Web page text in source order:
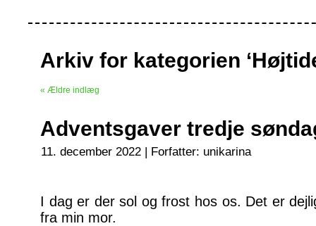
Arkiv for kategorien
« Ældre indlæg
Adventsgaver tredje
11. december 2022 | Forfatter: unikarina
I dag er der sol og frost hos os. Det er
fra min mor.